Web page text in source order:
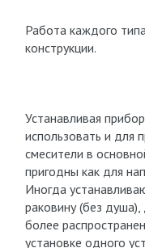
Работа каждого
конструкции.
Устанавливая
использовать и для
смесители в
пригодны как для
Иногда
раковину (без
более
установке одного